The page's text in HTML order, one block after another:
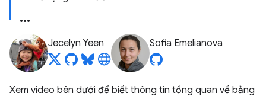
Jecelyn Yeen Sofia Emelianova
Xem video bên dưới để biết thông tin tổng quan về bảng